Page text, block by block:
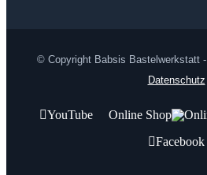
© Copyright Babsis Bastelwerkstatt -
Datenschutz
YouTube Online Shop
Facebook